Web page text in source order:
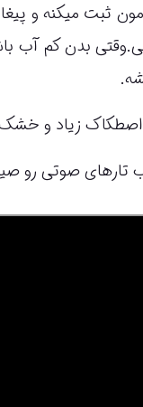
ثبت میکنه و
بدن کم آب
زیاد و
تارهای صوتی رو